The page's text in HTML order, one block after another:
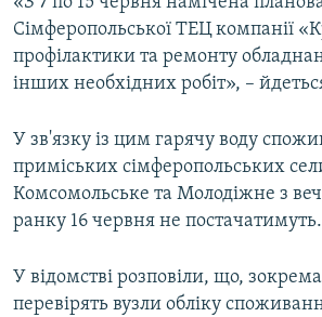
Сімферопольської ТЕЦ компанії
профілактики та ремонту
інших необхідних робіт», –
У зв'язку із цим гарячу воду
приміських сімферопольських
Комсомольське та Молодіжне з
ранку 16 червня не постачатимуть.
У відомстві розповіли, що,
перевірять вузли обліку